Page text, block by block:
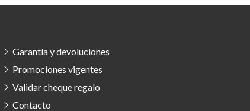
Garantía y devoluciones
Promociones vigentes
Validar cheque regalo
Contacto